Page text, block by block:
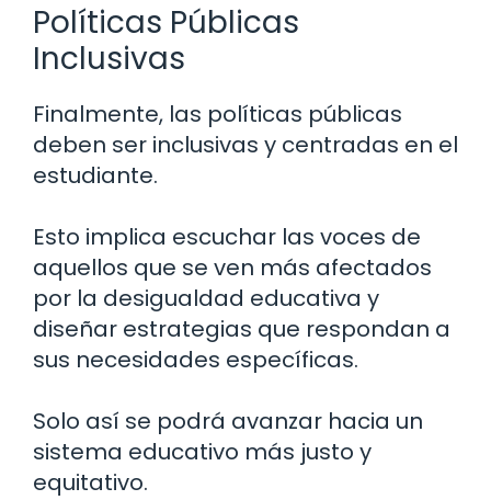
Políticas Públicas
Inclusivas
Finalmente, las políticas públicas
deben ser inclusivas y centradas en el
estudiante.
Esto implica escuchar las voces de
aquellos que se ven más afectados
por la desigualdad educativa y
diseñar estrategias que respondan a
sus necesidades específicas.
Solo así se podrá avanzar hacia un
sistema educativo más justo y
equitativo.